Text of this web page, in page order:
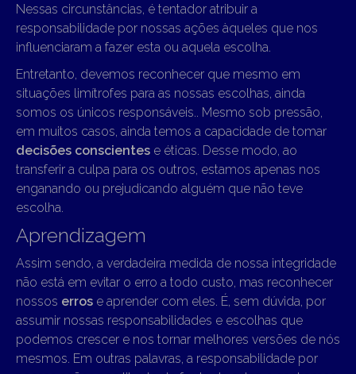
Nessas circunstâncias, é tentador atribuir a
responsabilidade por nossas ações àqueles que nos
influenciaram a fazer esta ou aquela escolha.
Entretanto, devemos reconhecer que mesmo em
situações limítrofes para as nossas escolhas, ainda
somos os únicos responsáveis.. Mesmo sob pressão,
em muitos casos, ainda temos a capacidade de tomar
decisões conscientes e éticas. Desse modo, ao
transferir a culpa para os outros, estamos apenas nos
enganando ou prejudicando alguém que não teve
escolha.
Aprendizagem
Assim sendo, a verdadeira medida de nossa integridade
não está em evitar o erro a todo custo, mas reconhecer
nossos erros e aprender com eles. É, sem dúvida, por
assumir nossas responsabilidades e escolhas que
podemos crescer e nos tornar melhores versões de nós
mesmos. Em outras palavras, a responsabilidade por